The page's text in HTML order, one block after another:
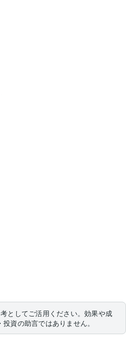
としてご活用ください。効果や成
資の助言ではありません。